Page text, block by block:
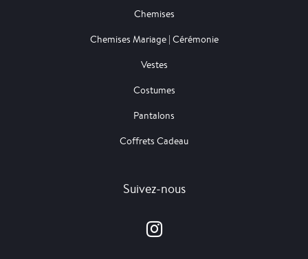
Chemises
Chemises Mariage | Cérémonie
Vestes
Costumes
Pantalons
Coffrets Cadeau
Suivez-nous